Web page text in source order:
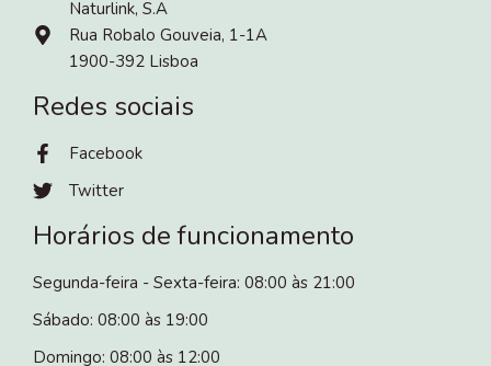
Naturlink, S.A
Rua Robalo Gouveia, 1-1A
1900-392 Lisboa
Redes sociais
Facebook
Twitter
Horários de funcionamento
Segunda-feira - Sexta-feira: 08:00 às 21:00
Sábado: 08:00 às 19:00
Domingo: 08:00 às 12:00